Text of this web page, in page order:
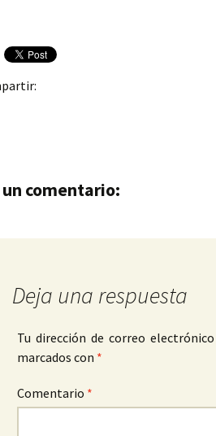
de entradas
un comentario:
Deja una respuesta
Tu dirección de correo
marcados con *
Comentario *